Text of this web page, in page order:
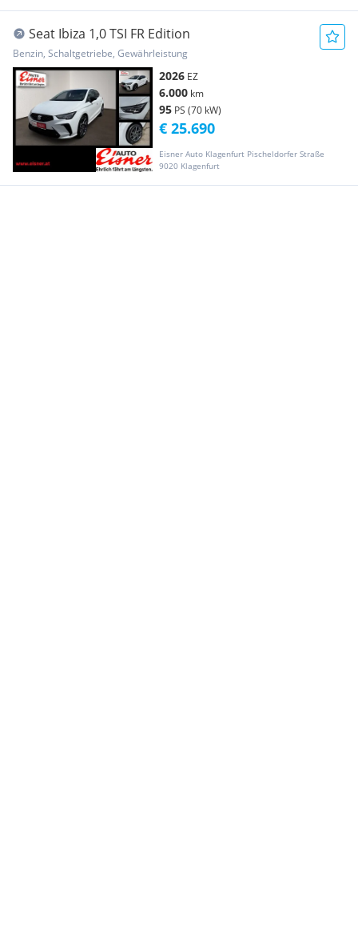
Seat Ibiza 1,0 TSI FR Edition
Benzin, Schaltgetriebe, Gewährleistung
2026 EZ
6.000 km
95 PS (70 kW)
Eisner Auto Klagenfurt Pischeldorfer Straße
9020 Klagenfurt
€ 25.690